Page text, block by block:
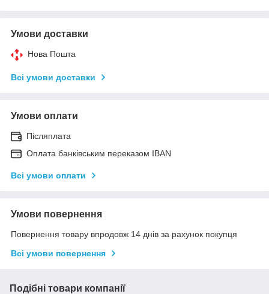
Умови доставки
Нова Пошта
Всі умови доставки
Умови оплати
Післяплата
Оплата банківським переказом IBAN
Всі умови оплати
Умови повернення
Повернення товару впродовж 14 днів за рахунок покупця
Всі умови повернення
Подібні товари компанії